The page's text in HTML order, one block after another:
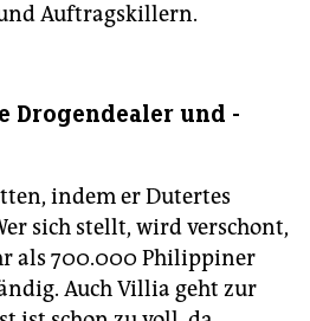
Auftragskillern.
Drogendealer und -
indem er Dutertes
sich stellt, wird verschont,
als 700.000 Philippiner
Auch Villia geht zur